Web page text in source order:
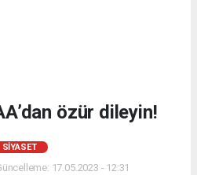
özür dileyin!
SIYASET
17.05.2023 - 12:31